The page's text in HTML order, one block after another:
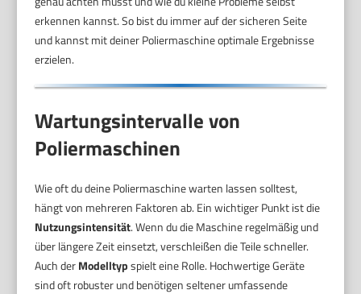
erkennen kannst. So bist du immer auf der sicheren Seite
und kannst mit deiner Poliermaschine optimale Ergebnisse
erzielen.
Wartungsintervalle von
Poliermaschinen
Wie oft du deine Poliermaschine warten lassen solltest,
hängt von mehreren Faktoren ab. Ein wichtiger Punkt ist die
Nutzungsintensität. Wenn du die Maschine regelmäßig und
über längere Zeit einsetzt, verschleißen die Teile schneller.
Auch derModelltypspielt eine Rolle. Hochwertige Geräte
sind oft robuster und benötigen seltener umfassende